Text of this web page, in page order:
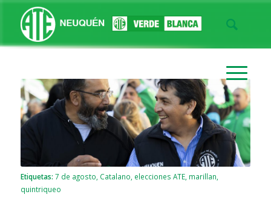
Etiquetas: 7 de agosto Catalano elecciones ATE, marillan
quintriqueo